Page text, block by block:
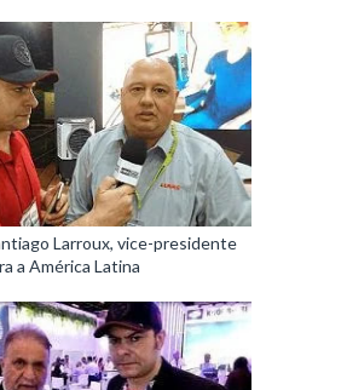
Larroux, vice-presidente
a América Latina